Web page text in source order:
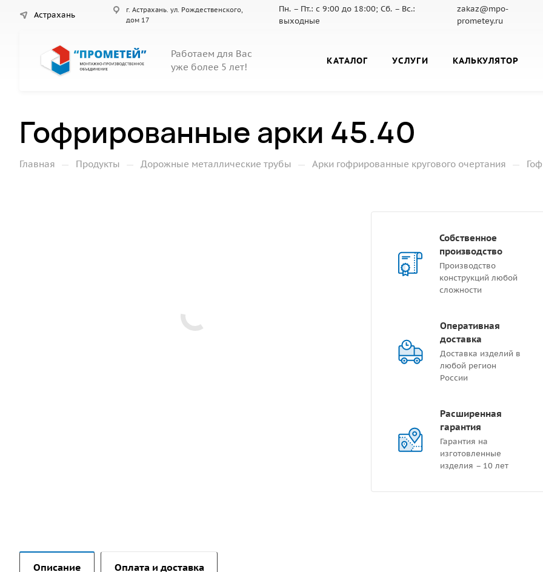
Астрахань
г. Астрахань. ул. Рождественского,
дом 17
Пн. – Пт.: с 9:00 до 18:00; Сб. – Вс.:
выходные
zakaz@mpo-
prometey.ru
Работаем для Вас
уже более 5 лет!
КАТАЛОГ УСЛУГИ КАЛЬКУЛЯТОР
Гофрированные арки 45.40
Главная — Продукты — Дорожные металлические трубы — Арки гофрированные кругового очертания —
Собственное
производство
Производство
конструкций любой
сложности
Оперативная
доставка
Доставка изделий в
любой регион
России
Расширенная
гарантия
Гарантия на
изготовленные
изделия – 10 лет
Описание Оплата и доставка